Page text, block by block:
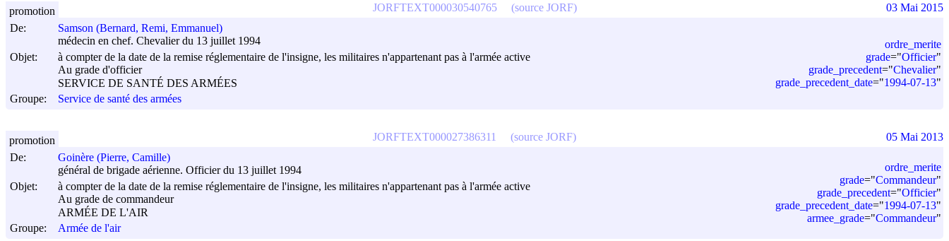
De:
Samson (Bernard, Remi, Emmanuel)
médecin en chef. Chevalier du 13 juillet 1994
Objet:
à compter de la date de la remise réglementaire de l'insigne, les militaires n'appartenant pas à l'armée active
Au grade d'officier
SERVICE DE SANTÉ DES ARMÉES
Groupe:
Service de santé des armées
ordre_merite
grade="Officier"
grade_precedent="Chevalier"
grade_precedent_date="1994-07-13"
JORFTEXT000030540765 (source JORF)
promotion 03 Mai 2015
De:
Goinère (Pierre, Camille)
général de brigade aérienne. Officier du 13 juillet 1994
Objet:
à compter de la date de la remise réglementaire de l'insigne, les militaires n'appartenant pas à l'armée active
Au grade de commandeur
ARMÉE DE L'AIR
Groupe:
Armée de l'air
ordre_merite
grade="Commandeur"
grade_precedent="Officier"
grade_precedent_date="1994-07-13"
armee_grade="Commandeur"
JORFTEXT000027386311 (source JORF)
promotion 05 Mai 2013